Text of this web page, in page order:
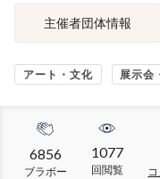
主催者団体情報
アート・文化 展示会
6856
ブラボー
1077
回閲覧